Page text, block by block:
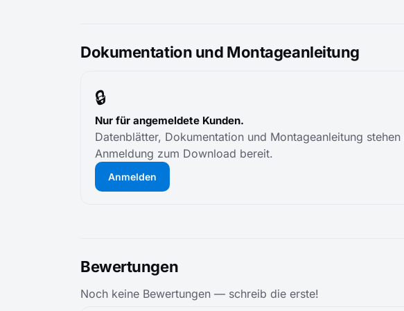
Dokumentation und Montageanleitung
🔒
Nur für angemeldete Kunden.
Datenblätter, Dokumentation und Montageanleitung
Anmeldung zum Download bereit.
Anmelden
Bewertungen
Noch keine Bewertungen — schreib die erste!